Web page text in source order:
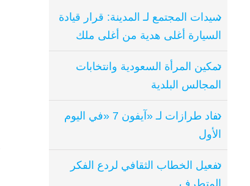
سيدات المجتمع لـ المدينة: قرار قيادة
السيارة أغلى هدية من أغلى ملك
تمكين المرأة السعودية وانتخابات
المجالس البلدية
نفاد طرازات لـ «آيفون 7 «في اليوم
الأول
تفعيل الخطاب الثقافي لردع الفكر
المتطرف